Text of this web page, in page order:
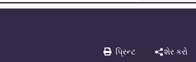
પ્રિન્ટ શેર કરો